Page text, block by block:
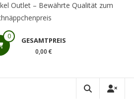
Outlet – Bewährte Qualität zum
0 GESAMTPREIS
0,00 €